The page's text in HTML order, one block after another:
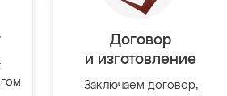
Договор
и изготовление
Заключаем договор,